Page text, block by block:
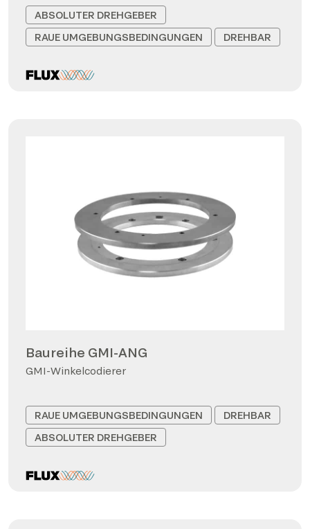
ABSOLUTER DREHGEBER
RAUE UMGEBUNGSBEDINGUNGEN
DREHBAR
Baureihe GMI-ANG
GMI-Winkelcodierer
RAUE UMGEBUNGSBEDINGUNGEN
DREHBAR
ABSOLUTER DREHGEBER